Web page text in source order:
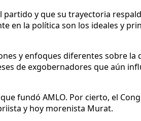
y que su trayectoria
en la política son los ideales y
y enfoques diferentes sobre la
de exgobernadores que aún
fundó AMLO. Por cierto, el
y hoy morenista Murat.